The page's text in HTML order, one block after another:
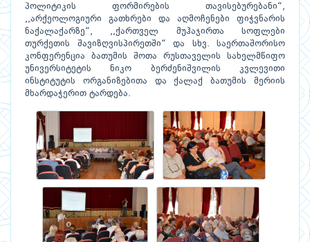
პოლიტიკის ფორმირების თავისებურებანი“,
,,არქეოლოგიური გათხრები და აღმოჩენები ფიჭვნარის
ნაქალაქარზე“, ,,ქართველ მუჰაჯირთა სოფლები
თურქეთის შავიზღვისპირეთში“ და სხვ. საერთაშორისო
კონფერენცია ბათუმის შოთა რუსთაველის სახელმწიფო
უნივერსიტეტის ნიკო ბერძენიშვილის კვლევითი
ინსტიტუტის ორგანიზებითა და ქალაქ ბათუმის მერიის
მხარდაჭერით ტარდება.